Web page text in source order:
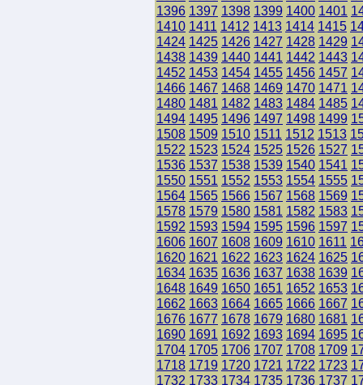
1396 1397 1398 1399 1400 1401
1410 1411 1412 1413 1414 1415
1424 1425 1426 1427 1428 1429
1438 1439 1440 1441 1442 1443
1452 1453 1454 1455 1456 1457
1466 1467 1468 1469 1470 1471
1480 1481 1482 1483 1484 1485
1494 1495 1496 1497 1498 1499
1508 1509 1510 1511 1512 1513
1522 1523 1524 1525 1526 1527
1536 1537 1538 1539 1540 1541
1550 1551 1552 1553 1554 1555
1564 1565 1566 1567 1568 1569
1578 1579 1580 1581 1582 1583
1592 1593 1594 1595 1596 1597
1606 1607 1608 1609 1610 1611
1620 1621 1622 1623 1624 1625
1634 1635 1636 1637 1638 1639
1648 1649 1650 1651 1652 1653
1662 1663 1664 1665 1666 1667
1676 1677 1678 1679 1680 1681
1690 1691 1692 1693 1694 1695
1704 1705 1706 1707 1708 1709
1718 1719 1720 1721 1722 1723
1732 1733 1734 1735 1736 1737